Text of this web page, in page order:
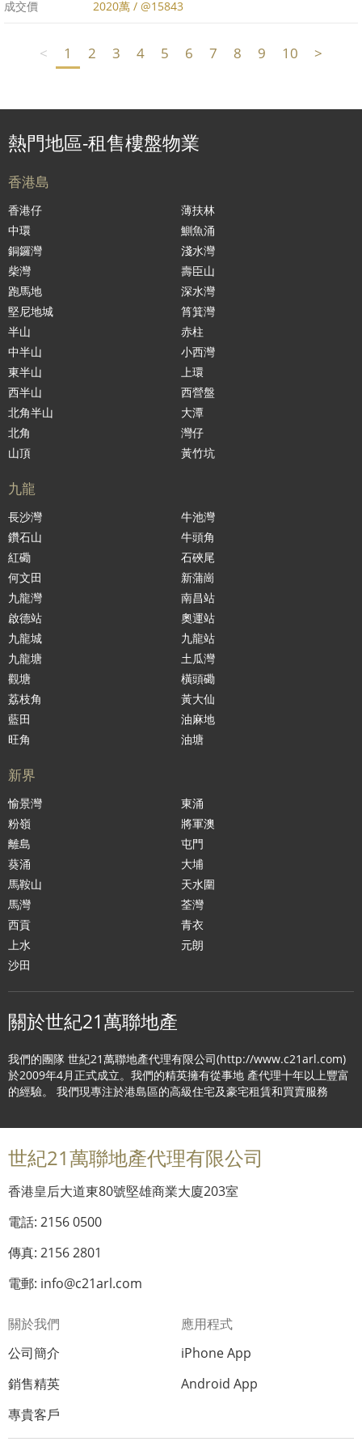
成交價 2020萬 / @15843
< 1 2 3 4 5 6 7 8 9 10 >
熱門地區-租售樓盤物業
香港島
香港仔
中環
銅鑼灣
柴灣
跑馬地
堅尼地城
半山
中半山
東半山
西半山
北角半山
北角
山頂
薄扶林
鰂魚涌
淺水灣
壽臣山
深水灣
筲箕灣
赤柱
小西灣
上環
西營盤
大潭
灣仔
黃竹坑
九龍
長沙灣
鑽石山
紅磡
何文田
九龍灣
啟德站
九龍城
九龍塘
觀塘
荔枝角
藍田
旺角
牛池灣
牛頭角
石硤尾
新蒲崗
南昌站
奧運站
九龍站
土瓜灣
橫頭磡
黃大仙
油麻地
油塘
新界
愉景灣
粉嶺
離島
葵涌
馬鞍山
馬灣
西貢
上水
沙田
東涌
將軍澳
屯門
大埔
天水圍
荃灣
青衣
元朗
關於世紀21萬聯地產
我們的團隊 世紀21萬聯地產代理有限公司(http://www.c21arl.com)
於2009年4月正式成立。我們的精英擁有從事地 產代理十年以上豐富
的經驗。 我們現專注於港島區的高級住宅及豪宅租賃和買賣服務
世紀21萬聯地產代理有限公司
香港皇后大道東80號堅雄商業大廈203室
電話: 2156 0500
傳真: 2156 2801
電郵: info@c21arl.com
關於我們
公司簡介
銷售精英
專貴客戶
應用程式
iPhone App
Android App